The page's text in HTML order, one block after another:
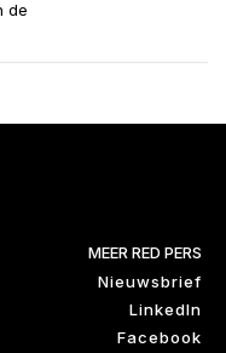
de
MEER RED PERS
Nieuwsbrief
LinkedIn
Facebook